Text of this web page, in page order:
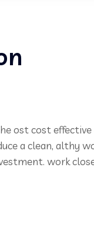
ost cost
a clean, althy
work